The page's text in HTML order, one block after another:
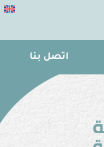
اتصل بنا